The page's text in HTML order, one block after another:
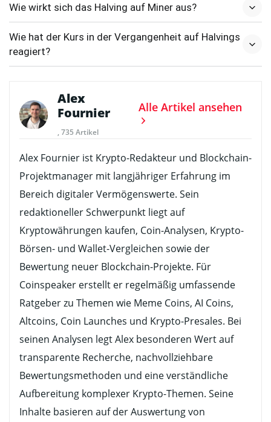
Wie wirkt sich das Halving auf Miner aus?
Wie hat der Kurs in der Vergangenheit auf Halvings
reagiert?
Alex
Fournier
, 735 Artikel
Alle Artikel ansehen
Alex Fournier ist Krypto-Redakteur und Blockchain-
Projektmanager mit langjähriger Erfahrung im
Bereich digitaler Vermögenswerte. Sein
redaktioneller Schwerpunkt liegt auf
Kryptowährungen kaufen, Coin-Analysen, Krypto-
Börsen- und Wallet-Vergleichen sowie der
Bewertung neuer Blockchain-Projekte. Für
Coinspeaker erstellt er regelmäßig umfassende
Ratgeber zu Themen wie Meme Coins, AI Coins,
Altcoins, Coin Launches und Krypto-Presales. Bei
seinen Analysen legt Alex besonderen Wert auf
transparente Recherche, nachvollziehbare
Bewertungsmethoden und eine verständliche
Aufbereitung komplexer Krypto-Themen. Seine
Inhalte basieren auf der Auswertung von